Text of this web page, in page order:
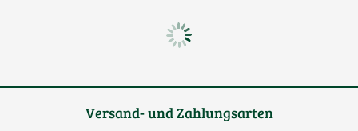
Versand- und Zahlungsarten